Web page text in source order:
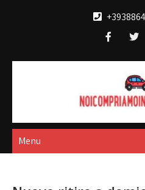
Noi
broker acquisto e vendita
Menu